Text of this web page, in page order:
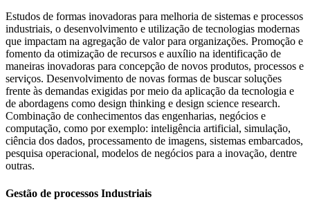
Estudos de formas inovadoras para melhoria de sistemas e processos
industriais, o desenvolvimento e utilização de tecnologias modernas
que impactam na agregação de valor para organizações. Promoção e
fomento da otimização de recursos e auxílio na identificação de
maneiras inovadoras para concepção de novos produtos, processos e
serviços. Desenvolvimento de novas formas de buscar soluções
frente às demandas exigidas por meio da aplicação da tecnologia e
de abordagens como design thinking e design science research.
Combinação de conhecimentos das engenharias, negócios e
computação, como por exemplo: inteligência artificial, simulação,
ciência dos dados, processamento de imagens, sistemas embarcados,
pesquisa operacional, modelos de negócios para a inovação, dentre
outras.
Gestão de processos Industriais